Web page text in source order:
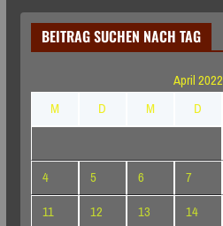
BEITRAG SUCHEN NACH TAG
April 2022
M
D M D
4
5 6 7
11
12 13 14